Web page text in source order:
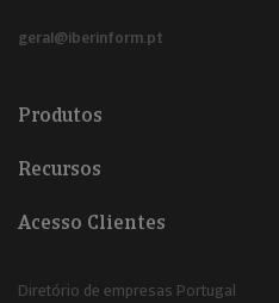
geral@iberinform.pt
Produtos
Recursos
Acesso Clientes
Diretório de empresas Portugal